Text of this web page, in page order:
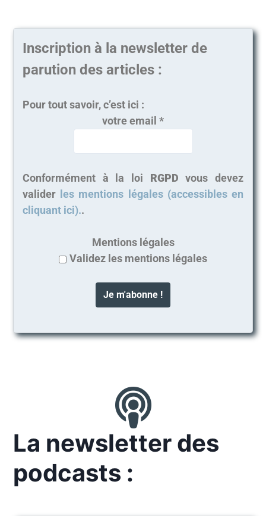
Inscription à la newsletter de
parution des articles :
Pour tout savoir, c’est ici :
votre email *
Conformément à la loi RGPD vous devez
valider les mentions légales (accessibles en
cliquant ici)..
Mentions légales
Validez les mentions légales
La newsletter des
podcasts :